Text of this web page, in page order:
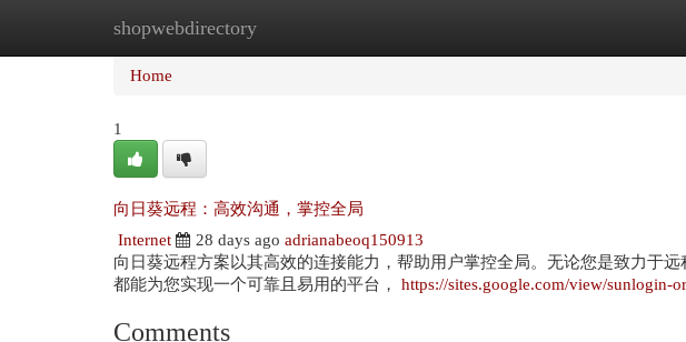
shopwebdirectory
Home New Site Listings
Home
1
向日葵远程：高效沟通，掌控全局
Internet
28 days ago adrianabeoq150913
向日葵远程方案以其高效的连接能力，帮助用户掌控全局。无论您是致力于
都能为您实现一个可靠且易用的平台， https://sites.google.com/view/sunlogin-
Comments